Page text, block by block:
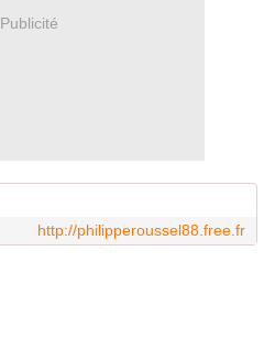
Publicité
http://philipperoussel88.free.fr